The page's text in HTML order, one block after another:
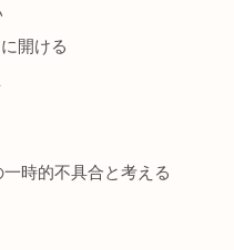
開ける
時的不具合と考える